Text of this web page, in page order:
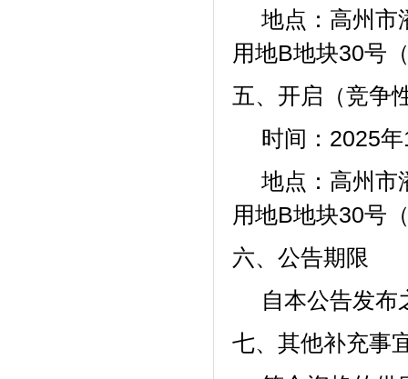
地点：高州市
用地B地块30号
五、开启（竞争
时间： 2025
地点：高州市
用地B地块30号
六、公告期限
自本公告发布
七、其他补充事